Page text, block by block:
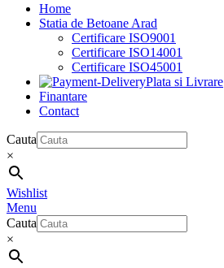
Home
Statia de Betoane Arad
Certificare ISO9001
Certificare ISO14001
Certificare ISO45001
Plata si Livrare
Finantare
Contact
Cauta
×
Wishlist
Menu
Cauta
×